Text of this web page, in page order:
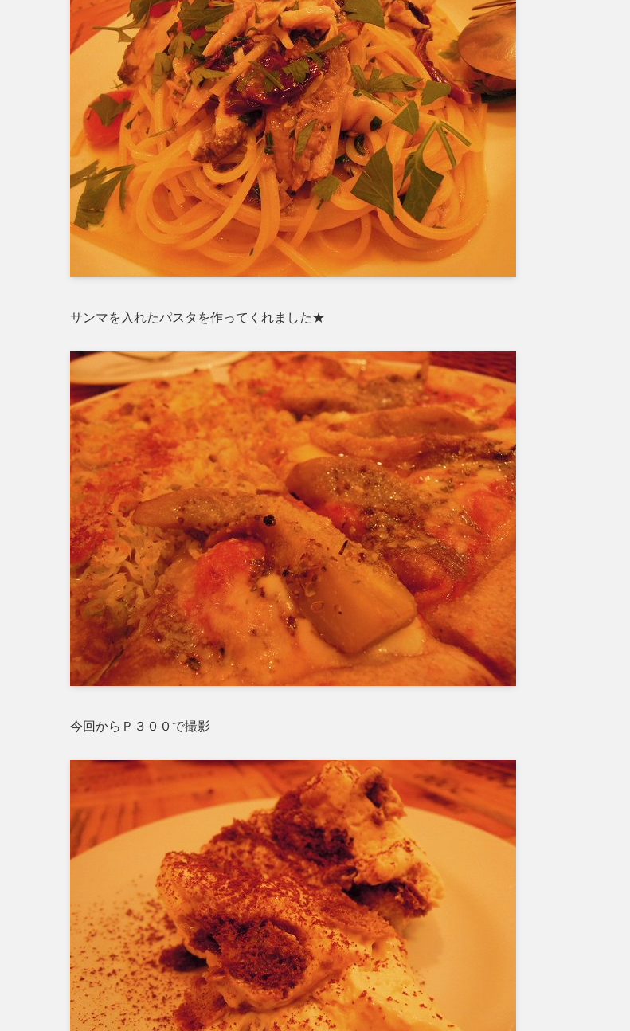
サンマを入れたパスタを作ってくれました★
今回からＰ３００で撮影